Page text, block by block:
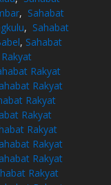
, Sahabat
, Sahabat
, Sahabat
Rakyat
Rakyat
Rakyat
Rakyat
Rakyat
Rakyat
Rakyat
Rakyat